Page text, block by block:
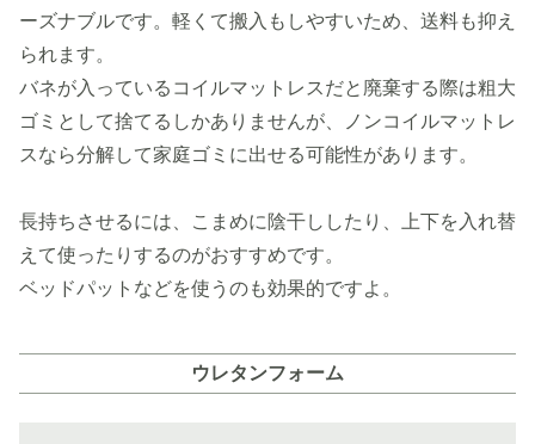
ーズナブルです。軽くて搬入もしやすいため、送料も抑え
られます。
バネが入っているコイルマットレスだと廃棄する際は粗大
ゴミとして捨てるしかありませんが、ノンコイルマットレ
スなら分解して家庭ゴミに出せる可能性があります。
長持ちさせるには、こまめに陰干ししたり、上下を入れ替
えて使ったりするのがおすすめです。
ベッドパットなどを使うのも効果的ですよ。
ウレタンフォーム